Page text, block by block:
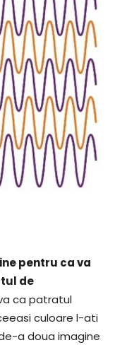
pentru ca va
de
ca patratul
culoare l-ati
a doua imagine